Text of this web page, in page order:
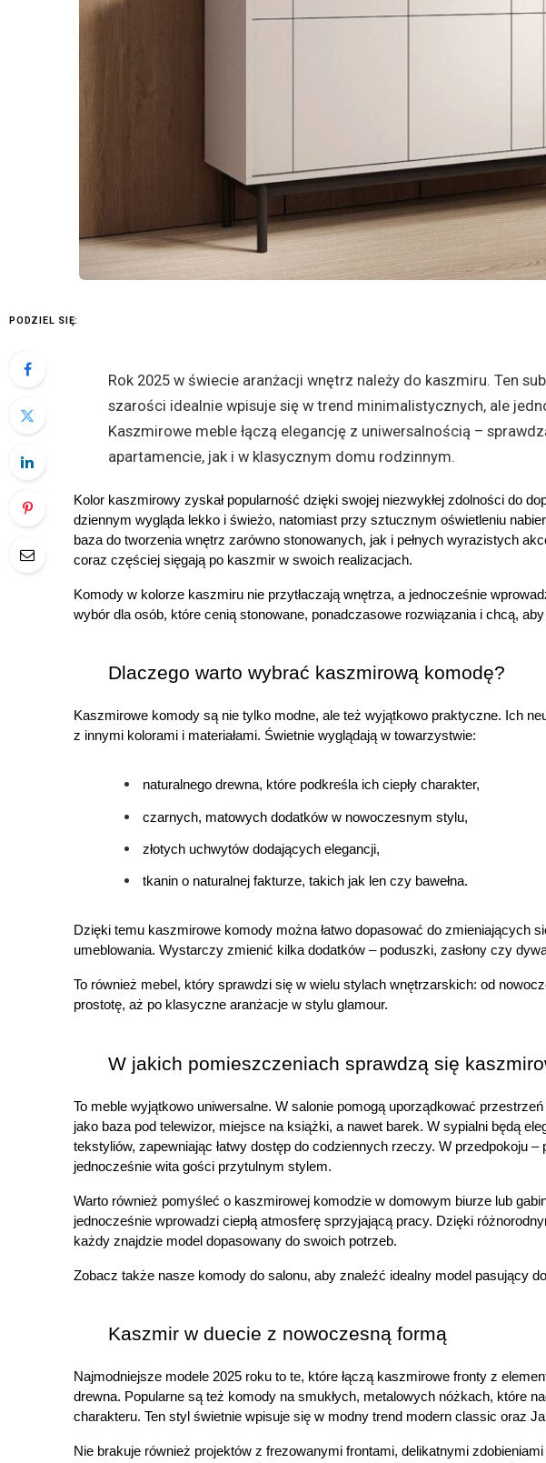
PODZIEL SIĘ:
Rok 2025 w świecie aranżacji wnętrz należy do kaszmiru. Ten
szarości idealnie wpisuje się w trend minimalistycznych, ale
Kaszmirowe meble łączą elegancję z uniwersalnością –
apartamencie, jak i w klasycznym domu rodzinnym.
Kolor kaszmirowy zyskał popularność dzięki swojej niezwykłej zdolności do
dziennym wygląda lekko i świeżo, natomiast przy sztucznym oświetleniu
baza do tworzenia wnętrz zarówno stonowanych, jak i pełnych wyrazistych
coraz częściej sięgają po kaszmir w swoich realizacjach.
Komody w kolorze kaszmiru nie przytłaczają wnętrza, a jednocześnie
wybór dla osób, które cenią stonowane, ponadczasowe rozwiązania i chcą,
Dlaczego warto wybrać kaszmirową komodę?
Kaszmirowe komody są nie tylko modne, ale też wyjątkowo praktyczne. Ich
z innymi kolorami i materiałami. Świetnie wyglądają w towarzystwie:
naturalnego drewna, które podkreśla ich ciepły charakter,
czarnych, matowych dodatków w nowoczesnym stylu,
złotych uchwytów dodających elegancji,
tkanin o naturalnej fakturze, takich jak len czy bawełna.
Dzięki temu kaszmirowe komody można łatwo dopasować do zmieniających
umeblowania. Wystarczy zmienić kilka dodatków – poduszki, zasłony czy
To również mebel, który sprawdzi się w wielu stylach wnętrzarskich: od
prostotę, aż po klasyczne aranżacje w stylu glamour.
W jakich pomieszczeniach sprawdzą się
To meble wyjątkowo uniwersalne. W salonie pomogą uporządkować
jako baza pod telewizor, miejsce na książki, a nawet barek. W sypialni będą
tekstyliów, zapewniając łatwy dostęp do codziennych rzeczy. W przedpokoju
jednocześnie wita gości przytulnym stylem.
Warto również pomyśleć o kaszmirowej komodzie w domowym biurze lub
jednocześnie wprowadzi ciepłą atmosferę sprzyjającą pracy. Dzięki
każdy znajdzie model dopasowany do swoich potrzeb.
Zobacz także nasze komody do salonu, aby znaleźć idealny model pasujący
Kaszmir w duecie z nowoczesną formą
Najmodniejsze modele 2025 roku to te, które łączą kaszmirowe fronty z
drewna. Popularne są też komody na smukłych, metalowych nóżkach, które
charakteru. Ten styl świetnie wpisuje się w modny trend modern classic oraz
Nie brakuje również projektów z frezowanymi frontami, delikatnymi